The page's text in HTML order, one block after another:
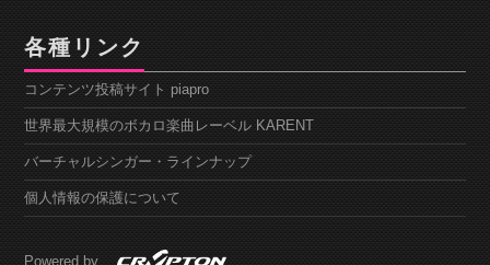
各種リンク
コンテンツ投稿サイト piapro
世界最大規模のボカロ楽曲レーベル KARENT
バーチャルシンガー・ラインナップ
個人情報の保護について
Powered by